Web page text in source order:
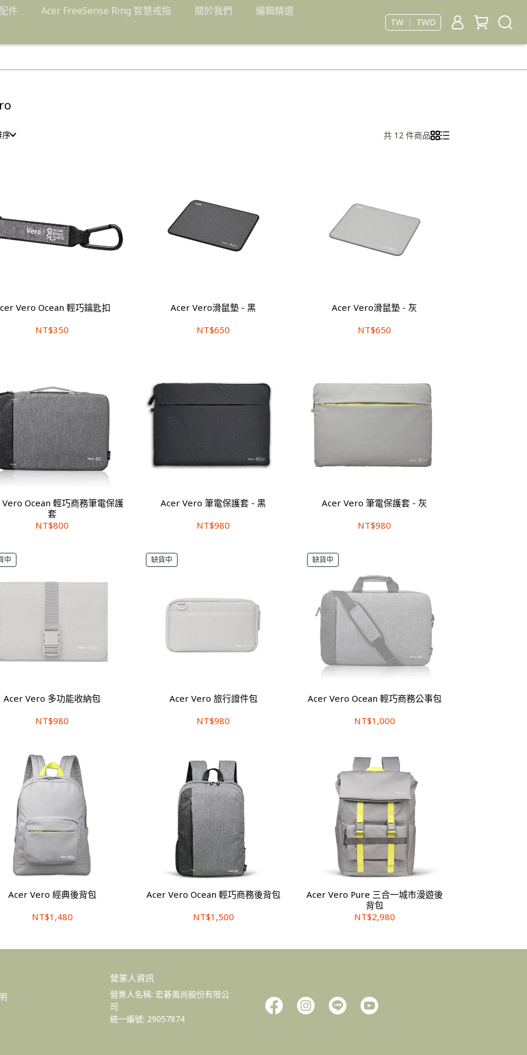
件 Acer FreeSense Ring 智慧戒指 關於我們 編輯精選
TW ｜ TWD
序 共 12 件商品
Vero Ocean 輕巧鑰匙扣
NT$350
Acer Vero滑鼠墊 - 黑
NT$650
Acer Vero滑鼠墊 - 灰
NT$650
Ocean 輕巧商務筆電保護
套
NT$800
Acer Vero 筆電保護套 - 黑
NT$980
Acer Vero 筆電保護套 - 灰
NT$980
中
Acer Vero 多功能收納包
NT$980
缺貨中
Acer Vero 旅行證件包
NT$980
缺貨中
Acer Vero Ocean 輕巧商務公事包
NT$1,000
Acer Vero 經典後背包
NT$1,480
Acer Vero Ocean 輕巧商務後背包
NT$1,500
Acer Vero Pure 三合一城市漫遊後
背包
NT$2,980
營業人資訊
營業人名稱: 宏碁風尚股份有限公
司
統一編號: 29057874